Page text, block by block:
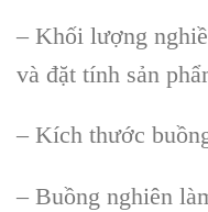
– Khối lượng
và đặt tính sản
– Kích thước
– Buồng nghiên